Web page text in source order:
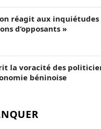
réagit aux inquiétudes
d’opposants »
la voracité des
béninoise